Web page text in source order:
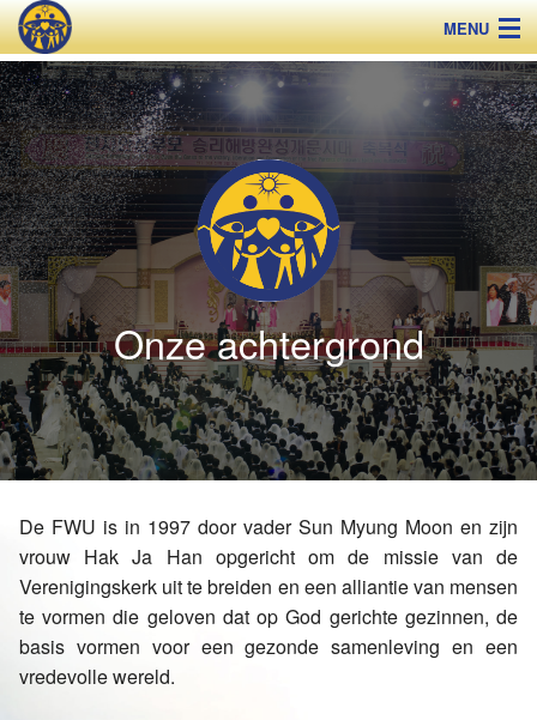
MENU
Over de FWU
De Zegening
Nieuws
Educatie
Contact Onze achtergrond
De FWU is in 1997 door vader Sun Myung Moon en zijn
vrouw Hak Ja Han opgericht om de missie van de
Verenigingskerk uit te breiden en een alliantie van mensen
te vormen die geloven dat op God gerichte gezinnen, de
basis vormen voor een gezonde samenleving en een
vredevolle wereld.